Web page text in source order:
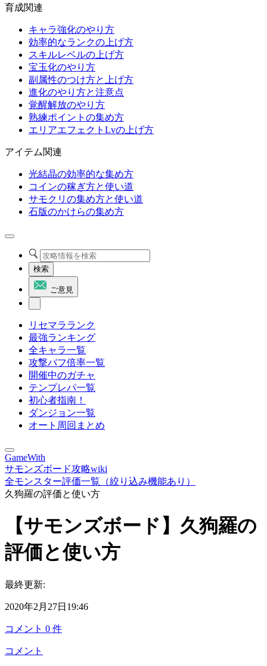
育成関連
キャラ強化のやり方
効率的なランクの上げ方
スキルレベルの上げ方
宝玉化のやり方
副属性のつけ方と上げ方
進化のやり方と注意点
覚醒解放のやり方
熟練ポイントの集め方
エリアエフェクトLvの上げ方
アイテム関連
光結晶の効率的な集め方
コインの稼ぎ方と使い道
サモクリの集め方と使い道
石版のかけらの集め方
検索
ご意見
リセマラランク
最強ランキング
全キャラ一覧
攻撃バフ倍率一覧
開催中のガチャ
テンプレパ一覧
初心者指南！
ダンジョン一覧
オート周回まとめ
GameWith
サモンズボード攻略wiki
全モンスター評価一覧（絞り込み機能あり）
久狗羅の評価と使い方
【サモンズボード】久狗羅の
評価と使い方
最終更新:
2020年2月27日19:46
コメント 0 件
コメント